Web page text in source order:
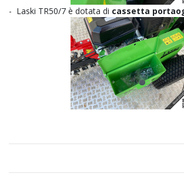
- Laski TR50/7 è dotata di cassetta